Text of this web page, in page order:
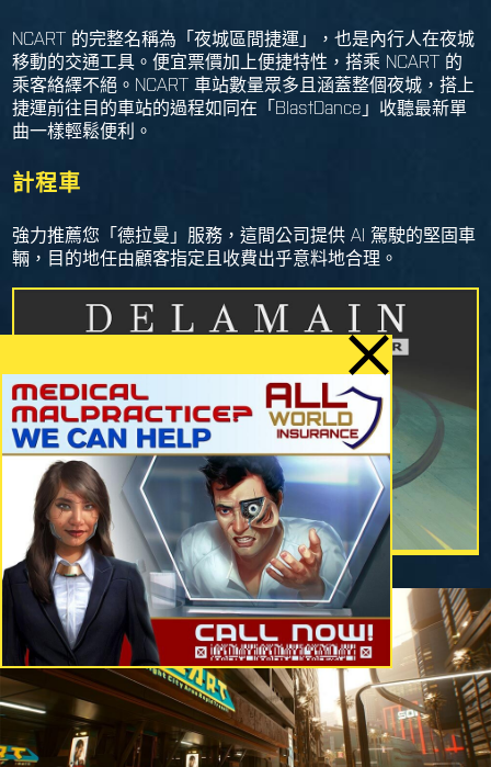
NCART 的完整名稱為「夜城區間捷運」，也是內行人在夜城
移動的交通工具。便宜票價加上便捷特性，搭乘 NCART 的
乘客絡繹不絕。NCART 車站數量眾多且涵蓋整個夜城，搭上
捷運前往目的車站的過程如同在「BlastDance」收聽最新單
曲一樣輕鬆便利。
計程車
強力推薦您「德拉曼」服務，這間公司提供 AI 駕駛的堅固車
輛，目的地任由顧客指定且收費出乎意料地合理。